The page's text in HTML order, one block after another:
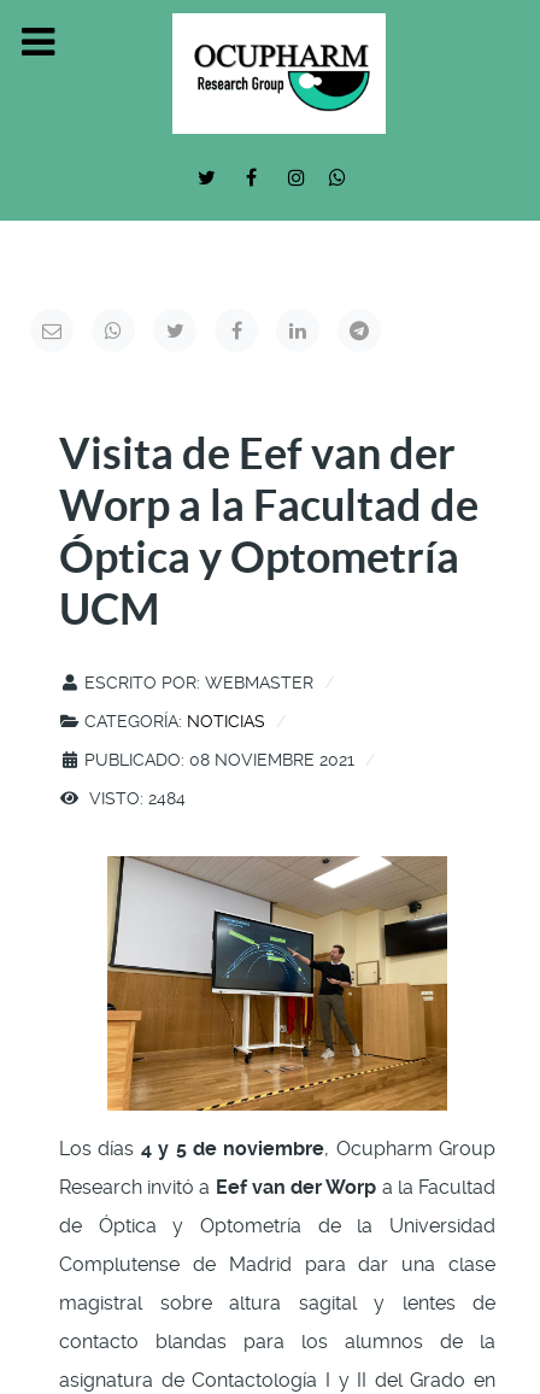
Visita de Eef van der
Worp a la Facultad de
Óptica y Optometría
UCM
ESCRITO POR: WEBMASTER
CATEGORÍA: NOTICIAS
PUBLICADO: 08 NOVIEMBRE 2021
VISTO: 2484
Los días 4 y 5 de noviembre, Ocupharm Group
Research invitó a Eef van der Worp a la Facultad
de Óptica y Optometría de la Universidad
Complutense de Madrid para dar una clase
magistral sobre altura sagital y lentes de
contacto blandas para los alumnos de la
asignatura de Contactología I y II del Grado en